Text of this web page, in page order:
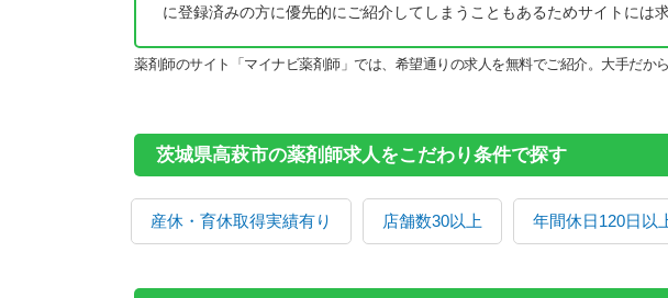
に登録済みの方に優先的にご紹介してしまうこともあるためサイトには
薬剤師のサイト「マイナビ薬剤師」では、希望通りの求人を無料でご紹介。大手だか
茨城県高萩市の薬剤師求人をこだわり条件で探す
産休・育休取得実績有り 店舗数30以上 年間休日120日以